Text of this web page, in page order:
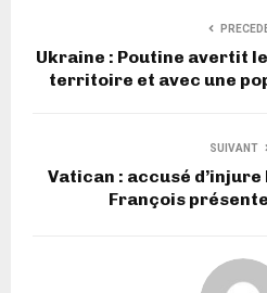
Ukraine : Poutine avertit
territoire et avec une
SUIVANT
Vatican : accusé
François